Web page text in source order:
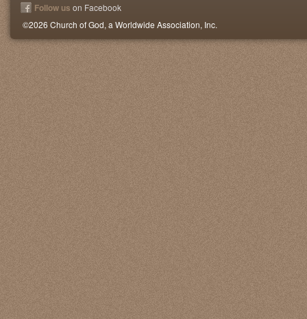
Follow us on Facebook
©2026 Church of God, a Worldwide Association, Inc.